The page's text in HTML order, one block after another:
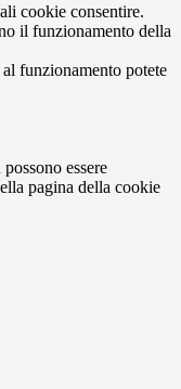
cookie consentire.
il funzionamento della
funzionamento potete
essere
pagina della cookie